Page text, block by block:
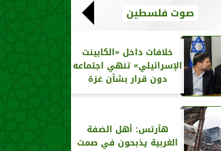
صوت فلسطين
خلافات داخل «الكابينت
الإسرائيلي» تنهي اجتماعه
دون قرار بشأن غزة
هآرتس: أهل الضفة
الغربية يذبحون في صمت